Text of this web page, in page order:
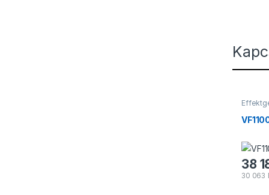
38
30 063